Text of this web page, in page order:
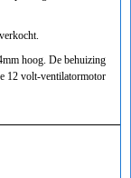
hoog. De behuizing
12 volt-ventilatormotor